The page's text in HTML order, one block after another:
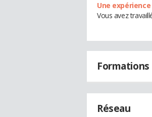
Une
Vous avez
Formations
Réseau